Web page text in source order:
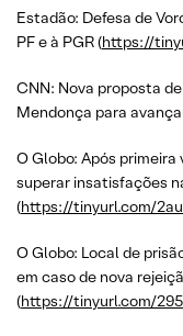
Estadão: Defesa de
PF e à PGR (https://
CNN: Nova proposta
Mendonça para
O Globo: Após
superar insatisfações
(https://tinyurl.com/
O Globo: Local de
em caso de nova
(https://tinyurl.com/